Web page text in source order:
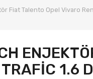
Fiat Talento Opel Vivaro
TRAFIC